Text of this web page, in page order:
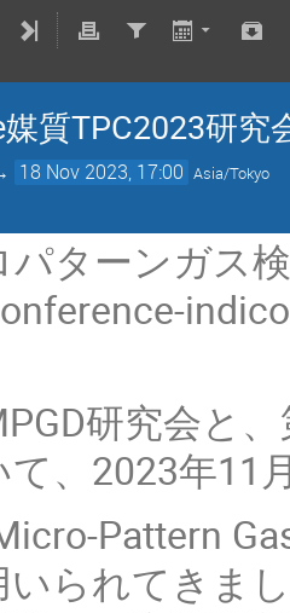
質TPC2023研究
18 Nov 2023, 17:00 Asia/Tokyo
ターンガス
研究会と
て、2023年11
Pattern
いられてきま